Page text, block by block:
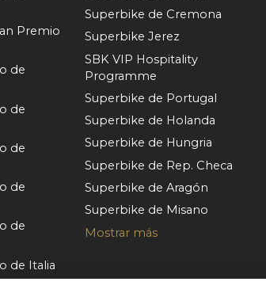
Premio
de
de
de
de
de
de Italia
Superbike de Cremona
Superbike Jerez
SBK VIP Hospitality
Programme
Superbike de Portugal
Superbike de Holanda
Superbike de Hungria
Superbike de Rep. Checa
Superbike de Aragón
Superbike de Misano
Mostrar más